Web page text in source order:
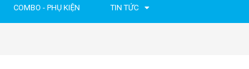
COMBO - PHỤ KIỆN TIN TỨC